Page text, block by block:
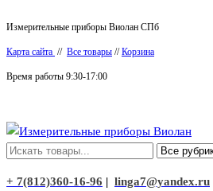
к
содержимому
Измерительные приборы Виолан СПб
Карта сайта // Все товары //Корзина
Время работы 9:30-17:00
Измерительные приборы Виолан
+ 7(812)360-16-96 | linga7@yandex.ru